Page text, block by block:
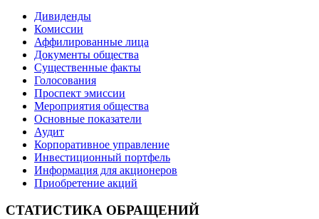
Дивиденды
Комиссии
Аффилированные лица
Документы общества
Существенные факты
Голосования
Проспект эмиссии
Мероприятия общества
Основные показатели
Аудит
Корпоративное управление
Инвестиционный портфель
Информация для акционеров
Приобретение акций
СТАТИСТИКА ОБРАЩЕНИЙ